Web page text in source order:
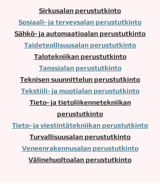
Sirkusalan perustutkinto
Sosiaali- ja terveysalan perustutkinto
Sähkö- ja automaatioalan perustutkinto
Taideteollisuusalan perustutkinto
Talotekniikan perustutkinto
Tanssialan perustutkinto
Teknisen suunnittelun perustutkinto
Tekstiili- ja muotialan perustutkinto
Tieto- ja tietoliikennetekniikan
perustutkinto
Tieto- ja viestintätekniikan perustutkinto
Turvallisuusalan perustutkinto
Veneenrakennusalan perustutkinto
Välinehuoltoalan perustutkinto